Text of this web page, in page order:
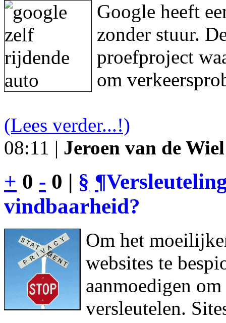
Google heeft
zonder stuur.
proefproject
om
(Lees verder...!)
08:11 | Jeroen van de Wiel
+ 0 - 0 | § ¶
vindbaarheid?
Om het
websites te
aanmoedigen
versleutelen.